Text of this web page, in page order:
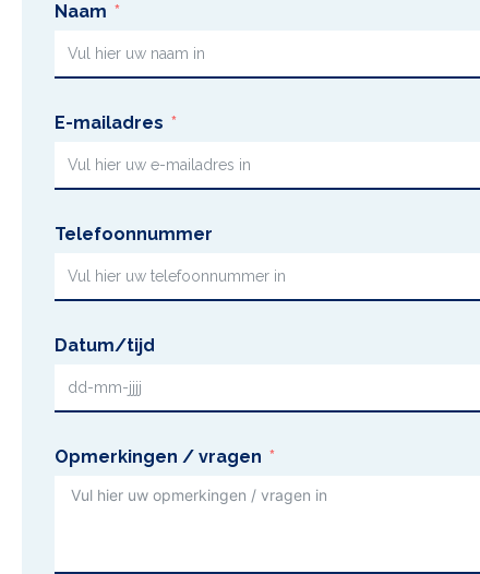
Naam
E-mailadres
Telefoonnummer
Datum/tijd
Opmerkingen / vragen